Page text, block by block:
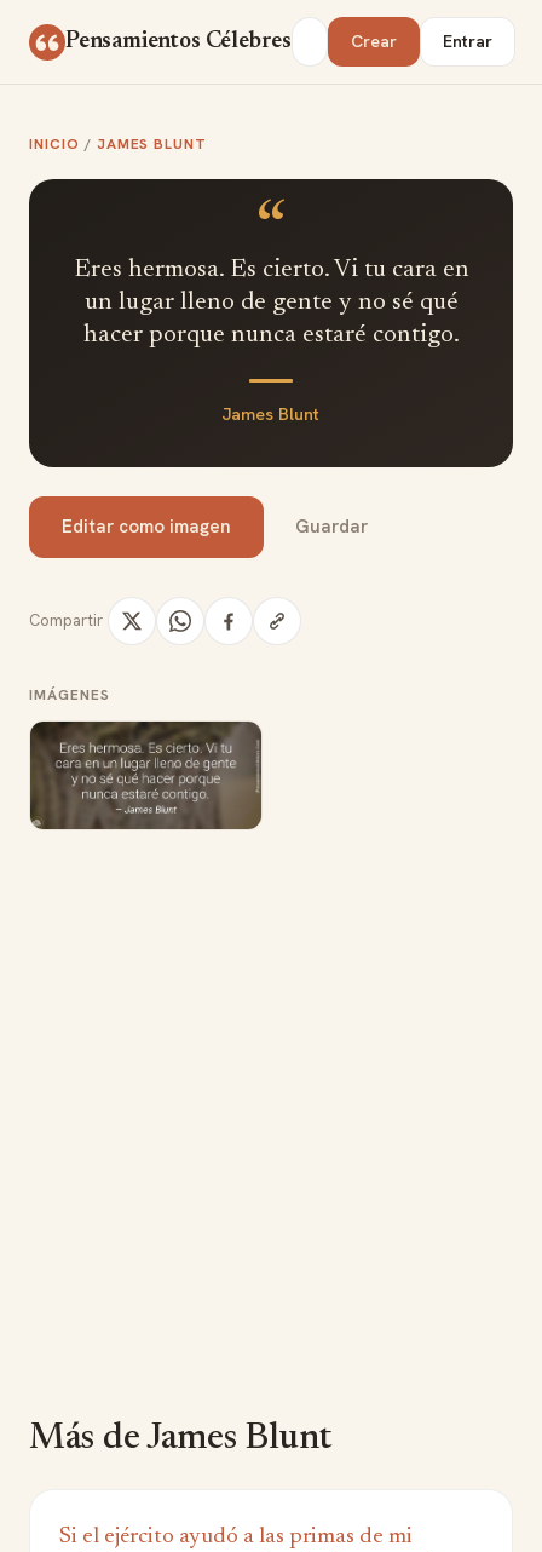
Pensamientos Célebres Buscar Crear Entrar
INICIO / JAMES BLUNT
“
Eres hermosa. Es cierto. Vi tu cara en
un lugar lleno de gente y no sé qué
hacer porque nunca estaré contigo.
James Blunt
Editar como imagen Guardar
Compartir
IMÁGENES
Más de James Blunt
Si el ejército ayudó a las primas de mi